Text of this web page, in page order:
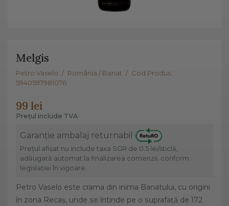
Melgis
Petro Vaselo / România / Banat / Cod Produs:
5940597981076
99 lei
Prețul include TVA
Garanție ambalaj returnabil
Prețul afișat nu include taxa SGR de 0.5 lei/sticlă,
adăugată automat la finalizarea comenzii, conform
legislației în vigoare.
Petro Vaselo este crama din inima Banatului, cu origini
în zona Recaș, unde se întinde pe o suprafață de 172